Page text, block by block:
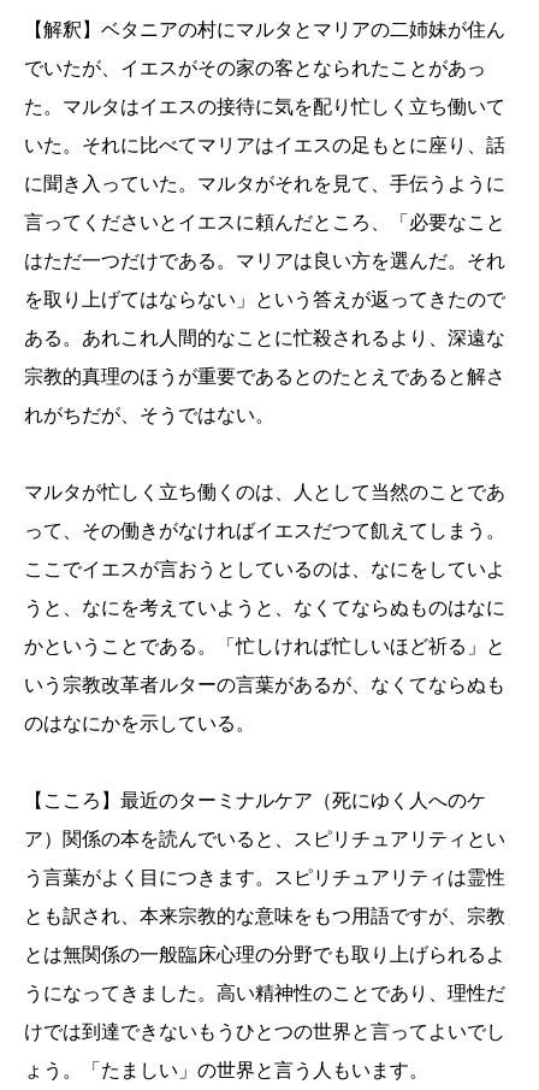
【解釈】ベタニアの村にマルタとマリアの二姉妹が住ん
でいたが、イエスがその家の客となられたことがあっ
た。マルタはイエスの接待に気を配り忙しく立ち働いて
いた。それに比べてマリアはイエスの足もとに座り、話
に聞き入っていた。マルタがそれを見て、手伝うように
言ってくださいとイエスに頼んだところ、「必要なこと
はただ一つだけである。マリアは良い方を選んだ。それ
を取り上げてはならない」という答えが返ってきたので
ある。あれこれ人間的なことに忙殺されるより、深遠な
宗教的真理のほうが重要であるとのたとえであると解さ
れがちだが、そうではない。
マルタが忙しく立ち働くのは、人として当然のことであ
って、その働きがなければイエスだつて飢えてしまう。
ここでイエスが言おうとしているのは、なにをしていよ
うと、なにを考えていようと、なくてならぬものはなに
かということである。「忙しければ忙しいほど祈る」と
いう宗教改革者ルターの言葉があるが、なくてならぬも
のはなにかを示している。
【こころ】最近のターミナルケア（死にゆく人へのケ
ア）関係の本を読んでいると、スピリチュアリティとい
う言葉がよく目につきます。スピリチュアリティは霊性
とも訳され、本来宗教的な意味をもつ用語ですが、宗教
とは無関係の一般臨床心理の分野でも取り上げられるよ
うになってきました。高い精神性のことであり、理性だ
けでは到達できないもうひとつの世界と言ってよいでし
ょう。「たましい」の世界と言う人もいます。